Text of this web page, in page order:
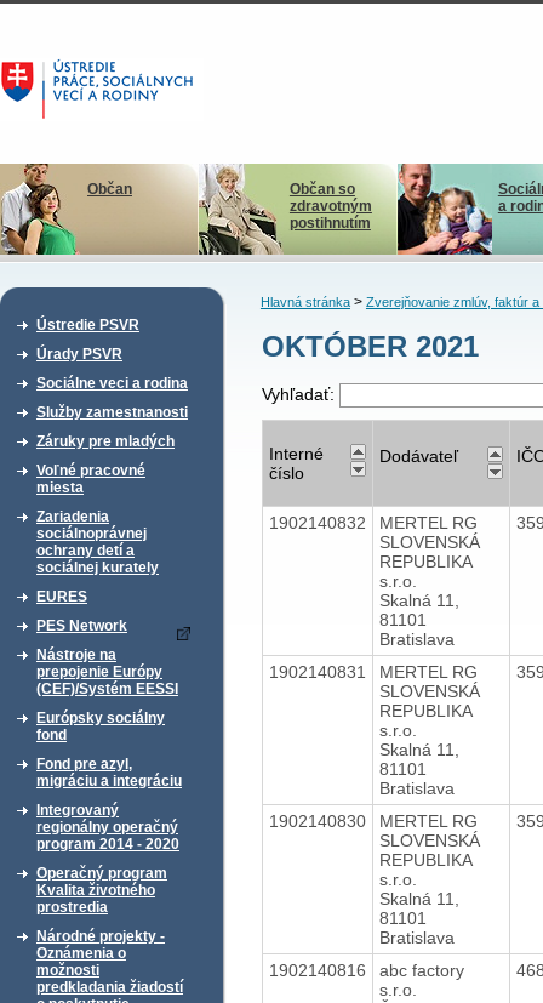
Občan
Občan so
zdravotným
postihnutím
a
Ústredie PSVR
Úrady PSVR
Sociálne veci a rodina
Služby zamestnanosti
Záruky pre mladých
Voľné pracovné
miesta
Zariadenia
sociálnoprávnej
ochrany detí a
sociálnej kurately
EURES
PES Network
Nástroje na
prepojenie Európy
(CEF)/Systém EESSI
Európsky sociálny
fond
Fond pre azyl,
migráciu a integráciu
Integrovaný
regionálny operačný
program 2014 - 2020
Operačný program
Kvalita životného
prostredia
Národné projekty -
Oznámenia o
možnosti
predkladania žiadostí
Hlavná stránka> Zverejňovanie zmlúv, faktúr a
OKTÓBER 2021
Vyhľadať:
Interné
číslo
Dodávateľ
1902140832
MERTEL RG
SLOVENSKÁ
REPUBLIKA
s.r.o.
Skalná 11,
81101
Bratislava
1902140831
MERTEL RG
SLOVENSKÁ
REPUBLIKA
s.r.o.
Skalná 11,
81101
Bratislava
1902140830
MERTEL RG
SLOVENSKÁ
REPUBLIKA
s.r.o.
Skalná 11,
81101
Bratislava
1902140816
abc factory
s.r.o.